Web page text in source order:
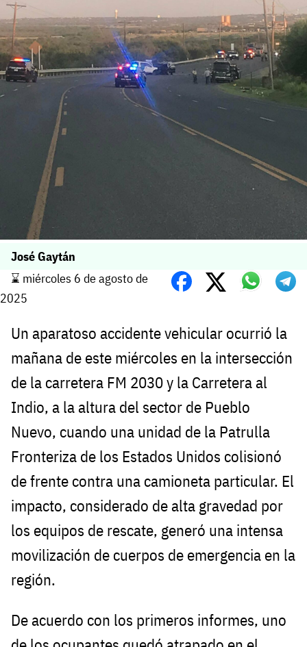
José Gaytán
⌛️ miércoles 6 de agosto de
2025
Un aparatoso accidente vehicular ocurrió la
mañana de este miércoles en la intersección
de la carretera FM 2030 y la Carretera al
Indio, a la altura del sector de Pueblo
Nuevo, cuando una unidad de la Patrulla
Fronteriza de los Estados Unidos colisionó
de frente contra una camioneta particular. El
impacto, considerado de alta gravedad por
los equipos de rescate, generó una intensa
movilización de cuerpos de emergencia en la
región.
De acuerdo con los primeros informes, uno